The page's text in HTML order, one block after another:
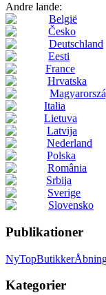
Andre lande:
België
Česko
Deutschland
Eesti
France
Hrvatska
Italia
Lietuva
Latvija
Nederland
Polska
România
Srbija
Sverige
Slovensko
Publikationer
NyTopButikker
Kategorier